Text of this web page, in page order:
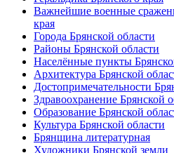
Важнейшие военные
края
Города Брянской области
Районы Брянской области
Населённые пункты
Архитектура Брянской
Достопримечательности
Здравоохранение Брянской
Образование Брянской
Культура Брянской области
Брянщина литературная
Художники Брянской земли